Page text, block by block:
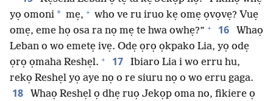
yọ omoni * mẹ, + who ve ru iruo kẹ omẹ ọvọvẹ? Vuẹ
omẹ, eme họ osa ra nọ mẹ te hwa owhẹ?” + 16
Whaọ
Leban o wo emetẹ ivẹ. Odẹ ọrọ ọkpako Lia, yọ odẹ
ọrọ ọmaha Reshẹl. + 17
Ibiaro Lia i wo erru hu,
rekọ Reshẹl yọ aye nọ o re siuru nọ o wo erru gaga.
18
Whaọ Reshẹl ọ dhẹ ruọ Jekọp oma no, fikiere ọ